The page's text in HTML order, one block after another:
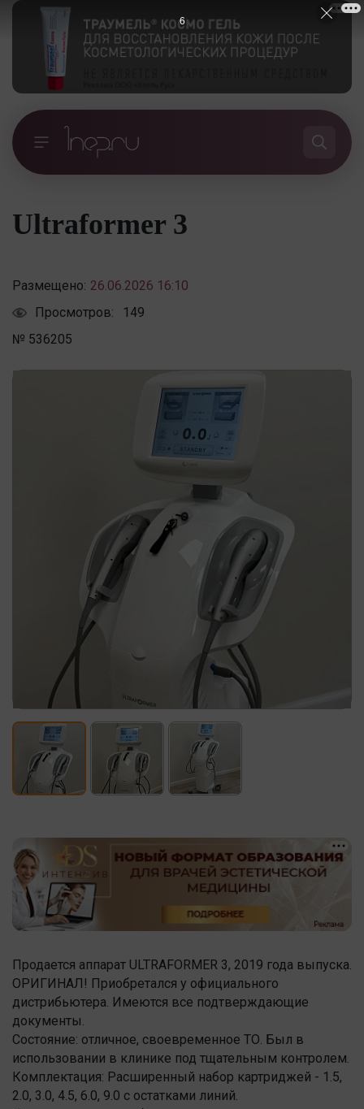
Ultraformer 3
Размещено: 26.06.2026 16:10
Просмотров:
149
№ 536205
Продается аппарат ULTRAFORMER 3, 2019 года выпуска.
ОРИГИНАЛ! Приобретался у официального
дистрибьютера. Имеются все подтверждающие
документы.
Состояние: отличное, своевременное ТО. Был в
использовании в клинике под тщательным контролем.
Комплектация: Расширенный набор картриджей - 1.5,
2.0, 3.0, 4.5, 6.0, 9.0 с остатками линий.
5